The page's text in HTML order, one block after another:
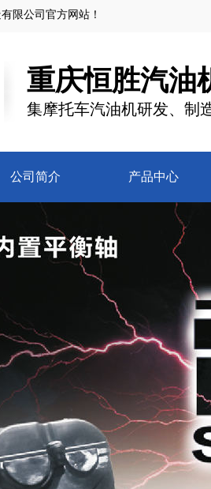
限公司 官方网站！
重庆恒胜汽油
集摩托车汽油机研发、制
公司简介 产品中心